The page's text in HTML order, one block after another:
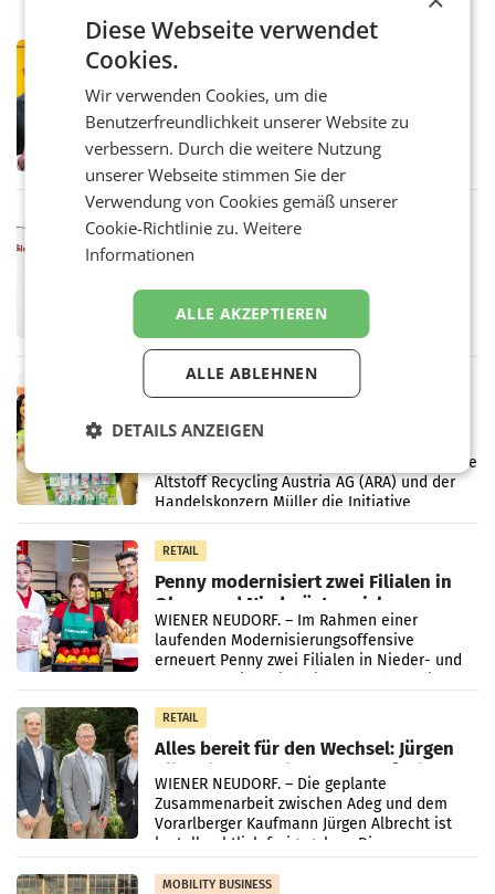
ersten Halbjahr trotz schwachem
Briefgeschäft
WIEN Die Österreichische Post AG hat im
ersten Halbjahr 2026 einen Konzernumsatz
von 1.544,0 Mio. EUR erwirtschaftet, was
Vergleichszeitraum
MARKETING & MEDIA
ProSiebenSat.1 spart und macht
UNTERFÖHRING/MAILAND/AMSTERDAM. Der
Fernsehkonzern ProSiebenSat.1 hat im
Frühjahr dank Kostensenkungen operativ
wieder Gewinn gemacht und die
Markterwartung deutlich übertroffen.
RETAIL
Müller informieren am POS über
Über den gesamten August hinweg rücken die
Altstoff Recycling Austria AG (ARA) und der
Handelskonzern Müller die Initiative
„Kreislauf-Helden“ in allen österreichischen
Müller-Filialen
RETAIL
Penny modernisiert zwei Filialen in
Ober- und Niederösterreich
WIENER NEUDORF. – Im Rahmen einer
laufenden Modernisierungsoffensive
erneuert Penny zwei Filialen in Nieder- und
RETAIL
Alles bereit für den Wechsel: Jürgen
Albrecht setzt ab 1.1.2027 auf Adeg
WIENER NEUDORF. – Die geplante
Zusammenarbeit zwischen Adeg und dem
Vorarlberger Kaufmann Jürgen Albrecht ist
kartellrechtlich freigegeben: Die
Bundeswettbewerbsbehörde und der
Bundeskartellanwalt
MOBILITY BUSINESS
Diese Webseite verwendet
Cookies.
Wir verwenden Cookies, um die
Benutzerfreundlichkeit unserer Website zu
verbessern. Durch die weitere Nutzung
unserer Webseite stimmen Sie der
Verwendung von Cookies gemäß unserer
Cookie-Richtlinie zu.Weitere
Informationen
ALLE AKZEPTIEREN
ALLE ABLEHNEN
DETAILS ANZEIGEN